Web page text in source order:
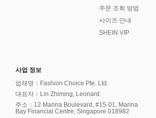
주문 조회 방법
사이즈 안내
SHEIN VIP
사업 정보
업체명：Fashion Choice Pte. Ltd.
대표자：Lin Zhiming, Leonard
주소：12 Marina Boulevard, #15-01, Marina
Bay Financial Centre, Singapore 018982